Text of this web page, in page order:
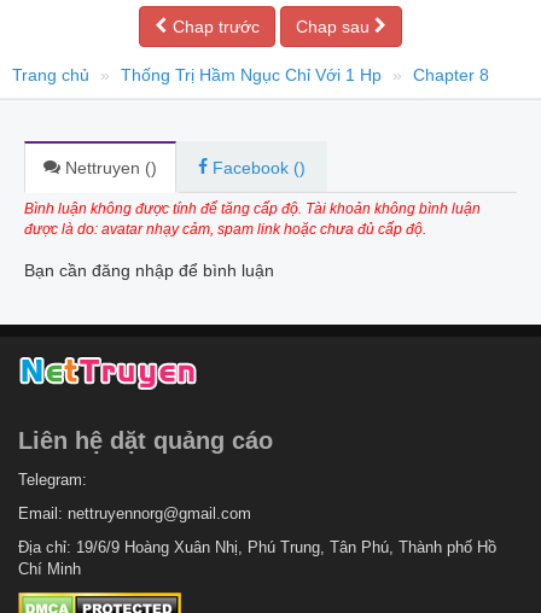
Chap trước Chap sau
Trang chủ Thống Trị Hầm Ngục Chỉ Với 1 Hp Chapter 8
Nettruyen () Facebook ()
Bình luận không được tính để tăng cấp độ. Tài khoản không bình luận
được là do: avatar nhạy cảm, spam link hoặc chưa đủ cấp độ.
Bạn cần đăng nhập để bình luận
Liên hệ dặt quảng cáo
Telegram:
Email: nettruyennorg@gmail.com
Địa chỉ: 19/6/9 Hoàng Xuân Nhị, Phú Trung, Tân Phú, Thành phố Hồ
Chí Minh